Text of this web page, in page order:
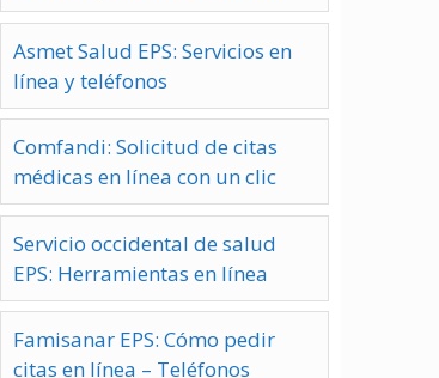
Asmet Salud EPS: Servicios en
línea y teléfonos
Comfandi: Solicitud de citas
médicas en línea con un clic
Servicio occidental de salud
EPS: Herramientas en línea
Famisanar EPS: Cómo pedir
citas en línea – Teléfonos